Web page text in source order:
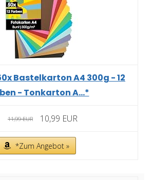
Bastelkarton A4 300g - 12
- Tonkarton A...*
11,99 EUR 10,99 EUR
*Zum Angebot »